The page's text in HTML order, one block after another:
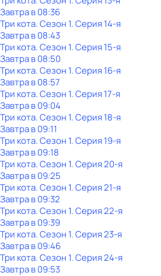
Завтра в 08:36
Три кота. Сезон 1. Серия 14-я
Завтра в 08:43
Три кота. Сезон 1. Серия 15-я
Завтра в 08:50
Три кота. Сезон 1. Серия 16-я
Завтра в 08:57
Три кота. Сезон 1. Серия 17-я
Завтра в 09:04
Три кота. Сезон 1. Серия 18-я
Завтра в 09:11
Три кота. Сезон 1. Серия 19-я
Завтра в 09:18
Три кота. Сезон 1. Серия 20-я
Завтра в 09:25
Три кота. Сезон 1. Серия 21-я
Завтра в 09:32
Три кота. Сезон 1. Серия 22-я
Завтра в 09:39
Три кота. Сезон 1. Серия 23-я
Завтра в 09:46
Три кота. Сезон 1. Серия 24-я
Завтра в 09:53